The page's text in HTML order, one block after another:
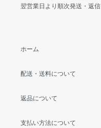
翌営業日より順次発送・返
ホーム
配送・送料について
返品について
支払い方法について